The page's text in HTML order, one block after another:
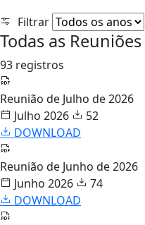
Filtrar
Todas as Reuniões
93 registros
Reunião de Julho de 2026
Julho 2026
52
DOWNLOAD
Reunião de Junho de 2026
Junho 2026
74
DOWNLOAD